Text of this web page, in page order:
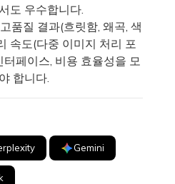
도 우수합니다.
품질 결과(흐릿함, 왜곡, 색
속도(다중 이미지 처리 포
페이스, 비용 효율성을 모
합니다.
Gemini